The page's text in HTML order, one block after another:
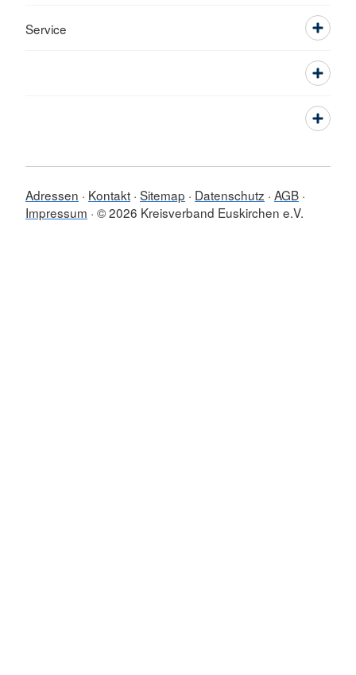
Service
Adressen Kontakt Sitemap Datenschutz AGB
Impressum © 2026 Kreisverband Euskirchen e.V.